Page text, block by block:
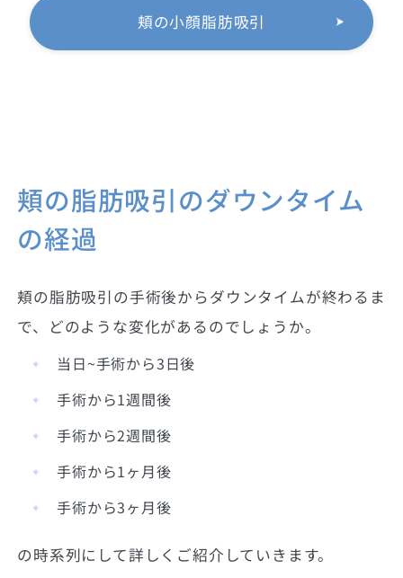
頬の小顔脂肪吸引
頬の脂肪吸引のダウンタイム
の経過
頬の脂肪吸引の手術後からダウンタイムが終わるま
で、どのような変化があるのでしょうか。
当日~手術から3日後
手術から1週間後
手術から2週間後
手術から1ヶ月後
手術から3ヶ月後
の時系列にして詳しくご紹介していきます。